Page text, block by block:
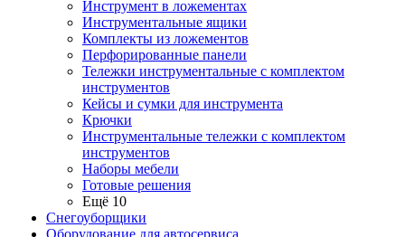
Инструмент в ложементах
Инструментальные ящики
Комплекты из ложементов
Перфорированные панели
Тележки инструментальные с комплектом
инструментов
Кейсы и сумки для инструмента
Крючки
Инструментальные тележки с комплектом
инструментов
Наборы мебели
Готовые решения
Ещё 10
Снегоуборщики
Оборудование для автосервиса